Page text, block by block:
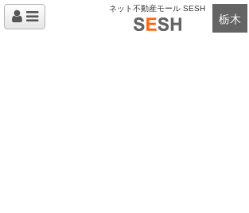
ネット不動産モール SESH
栃木